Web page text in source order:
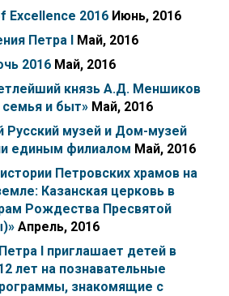
Excellence 2016 Июнь, 2016
Петра I
Май, 2016
2016 Май, 2016
князь А.Д. Меншиков
семья и быт» Май, 2016
Русский музей и Дом-музей
единым филиалом Май, 2016
Петровских храмов на
Казанская церковь в
Рождества Пресвятой
Апрель, 2016
I приглашает детей в
лет на познавательные
знакомящие с